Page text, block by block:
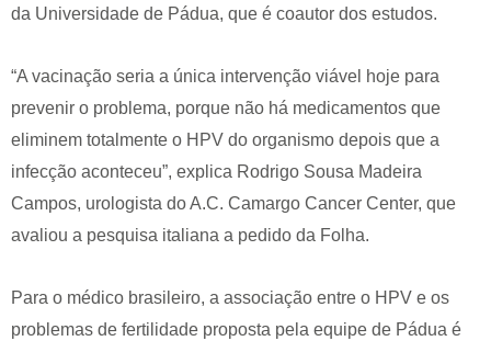
da Universidade de Pádua, que é coautor dos estudos.
“A vacinação seria a única intervenção viável hoje para
prevenir o problema, porque não há medicamentos que
eliminem totalmente o HPV do organismo depois que a
infecção aconteceu”, explica Rodrigo Sousa Madeira
Campos, urologista do A.C. Camargo Cancer Center, que
avaliou a pesquisa italiana a pedido da Folha.
Para o médico brasileiro, a associação entre o HPV e os
problemas de fertilidade proposta pela equipe de Pádua é